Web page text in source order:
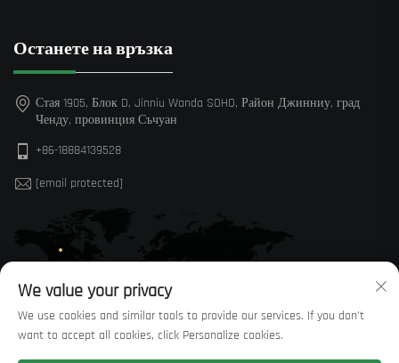
Останете на връзка
Стая 1905, Блок D, Jinniu Wanda SOHO, Район Джинниу, град
Ченду, провинция Съчуан
+86-18884139528
[email protected]
We value your privacy
We use cookies and similar tools to provide our services. If you don't
want to accept all cookies, click Personalize cookies.